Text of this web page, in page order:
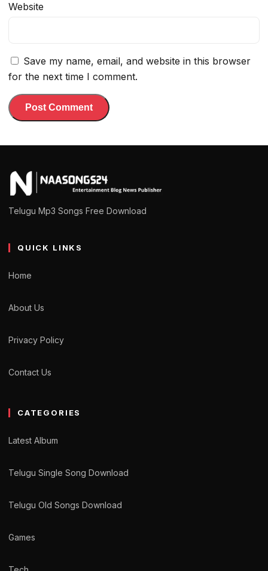
Website
Save my name, email, and website in this browser
for the next time I comment.
Telugu Mp3 Songs Free Download
QUICK LINKS
Home
About Us
Privacy Policy
Contact Us
CATEGORIES
Latest Album
Telugu Single Song Download
Telugu Old Songs Download
Games